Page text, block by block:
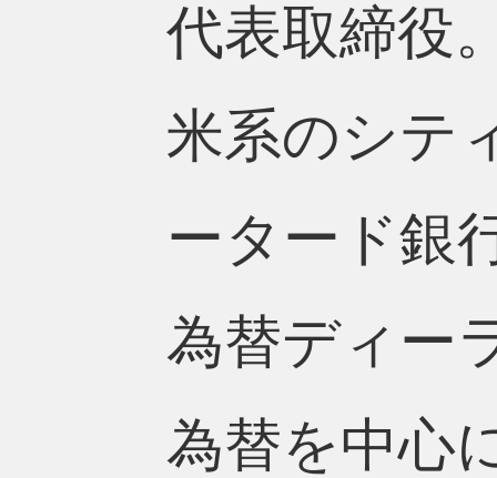
代表取締役
米系のシテ
ータード銀
為替ディー
為替を中心